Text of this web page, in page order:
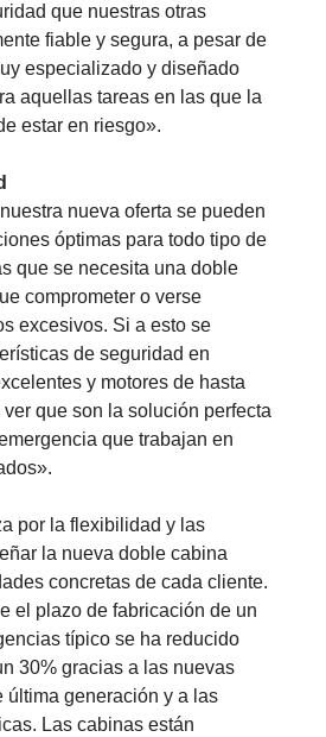
que nuestras otras
fiable y segura, a pesar de
especializado y diseñado
aquellas tareas en las que la
estar en riesgo».
nueva oferta se pueden
óptimas para todo tipo de
que se necesita una doble
comprometer o verse
excesivos. Si a esto se
de seguridad en
y motores de hasta
que son la solución perfecta
que trabajan en
por la flexibilidad y las
la nueva doble cabina
concretas de cada cliente.
el plazo de fabricación de un
típico se ha reducido
30% gracias a las nuevas
última generación y a las
Las cabinas están